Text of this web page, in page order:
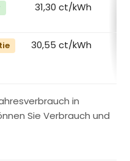
31,30 ct/kWh
30,55 ct/kWh
in
Sie Verbrauch und